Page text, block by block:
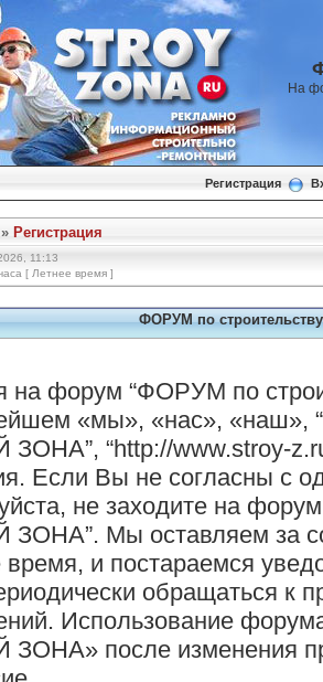
На
Регистрация
» Регистрация
11:13
[ Летнее время ]
ФОРУМ по
на форум “ФОРУМ по
«мы», «нас», «наш»,
“http://www.stroy-
Если Вы не согласны с
не заходите на
Мы оставляем за
и постараемся
обращаться к
Использование
после изменения